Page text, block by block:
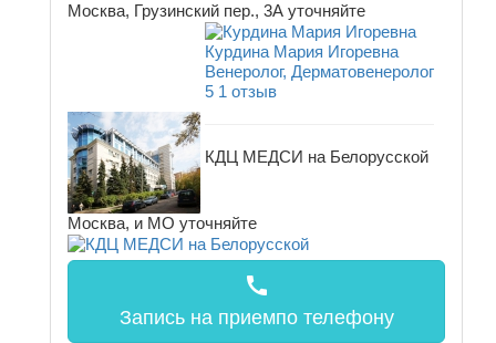
Москва, Грузинский пер., 3А уточняйте
Курдина Мария Игоревна
Венеролог, Дерматовенеролог
5 1 отзыв
КДЦ МЕДСИ на Белорусской
Москва, и МО уточняйте
call
Запись на приемпо телефону